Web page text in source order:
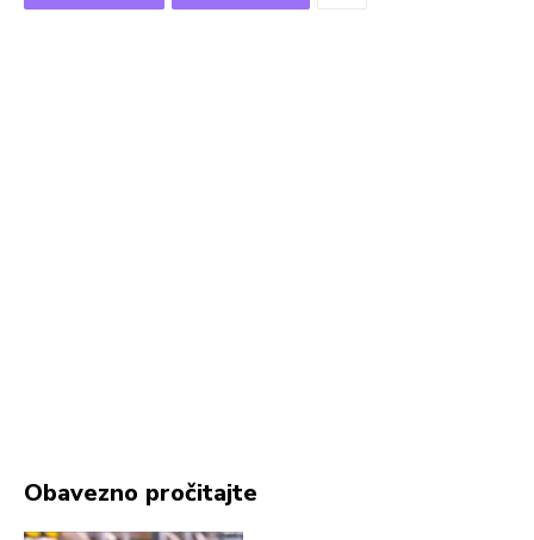
Obavezno pročitajte